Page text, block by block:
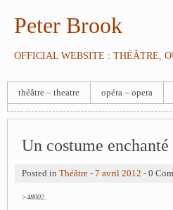
Peter Brook
OFFICIAL WEBSITE : THÉÂTRE,
théâtre – theatre opéra – opera
Un costume enchanté
Posted in Théâtre - 7 avril 2012 - 0
>48002.